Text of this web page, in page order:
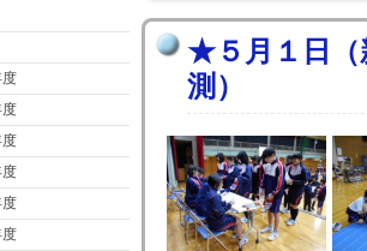
★５月１日（
測）